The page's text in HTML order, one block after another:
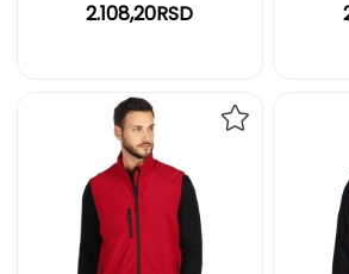
2.108,20RSD